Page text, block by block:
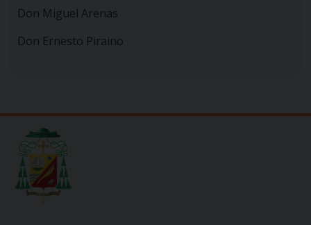
Don Miguel Arenas
Don Ernesto Piraino